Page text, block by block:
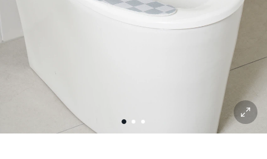
1 2 3
확대 보기